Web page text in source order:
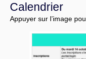
Calendrier
Appuyer sur l’image